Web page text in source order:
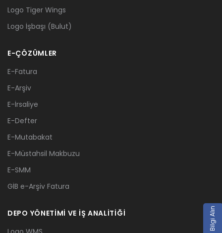
Logo Tiger Wings
Logo İşbaşı (Bulut)
E-ÇÖZÜMLER
E-Fatura
E-Arşiv
E-İrsaliye
E-Defter
E-Mutabakat
E-Müstahsil Makbuzu
E-SMM
GİB e-Arşiv Fatura
DEPO YÖNETİMİ VE İŞ ANALİTİĞİ